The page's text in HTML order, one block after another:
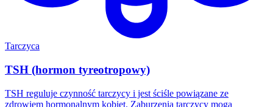
Tarczyca
TSH (hormon tyreotropowy)
TSH reguluje czynność tarczycy i jest ściśle powiązane ze
zdrowiem hormonalnym kobiet. Zaburzenia tarczycy mogą